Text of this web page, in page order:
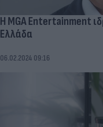
Η MGA Entertainment
Ελλάδα
06.02.2024 09:16